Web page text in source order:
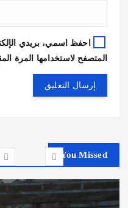
احفظ اسمي، بريدي
المتصفح لاستخدامها المرة
You Missed